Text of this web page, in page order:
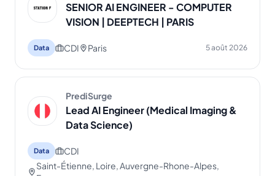
SENIOR AI ENGINEER - COMPUTER
VISION | DEEPTECH | PARIS
Data CDI Paris 5 août 2026
PrediSurge
Lead AI Engineer (Medical Imaging &
Data Science)
Data
CDI
Saint-Étienne, Loire, Auvergne-Rhone-Alpes,